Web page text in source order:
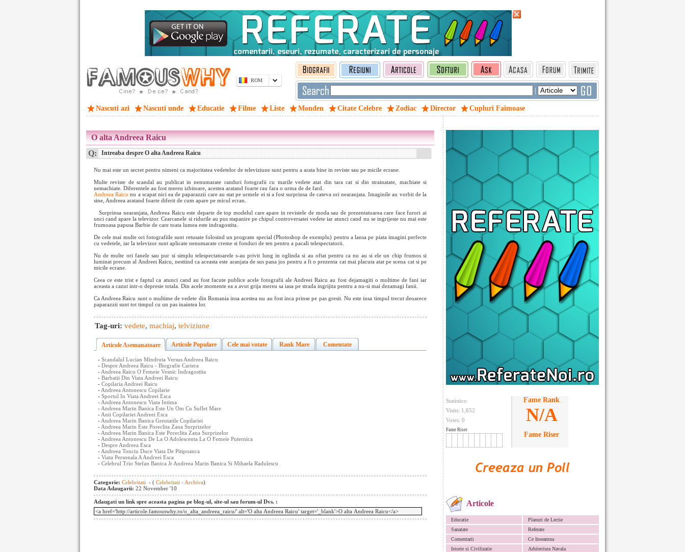
ROM
|
Nascuti azi Nascuti unde Educatie Filme Liste Monden Citate Celebre Zodiac Director Cupluri Faimoase
Statistics:
Visits: 1,652
Votes: 0
Fame Riser
Fame Rank
N/A
Fame Riser
Articole
Educatie
Planuri de Lectie
Sanatate
Referate
Comentarii
Ce Inseamna
Istorie si Civilizatie
Arhitectura Navala
O alta Andreea Raicu
Q: Intreaba despre O alta Andreea Raicu
Nu mai este un secret pentru nimeni ca majoritatea vedetelor de televiziune sunt pentru a arata bine in reviste sau pe micile ecrane.
Multe reviste de scandal au publicat in nenumarate randuri fotografii cu marile vedete atat din tara cat si din strainatate, machiate si
nemachiate. Diferentele au fost mereu izbitoare, acestea aratand foarte rau fara o urma de de fard.
Andreea Raicu nu a scapat nici ea de paparazzii care au stat pe urmele ei si a fost surprinsa de cateva ori nearanjata. Imaginile au vorbit de la
sine, Andreea aratand foarte diferit de cum apare pe micul ecran.
Surprinsa nearanjata, Andreea Raicu este departe de top modelul care apare in revistele de moda sau de prezentatoarea care face furori at
unci cand apare la televizor. Cearcanele si ridurile au pus stapanire pe chipul controversatei vedete iar atunci cand nu se ingrijeste nu mai este
frumoasa papusa Barbie de care toata lumea este indragostita.
De cele mai multe ori fotografiile sunt retusate folosind un program special (Photoshop de exemplu) pentru a lansa pe piata imagini perfecte
cu vedetele, iar la televizor sunt aplicate nenumarate creme si fonduri de ten pentru a pacali telespectatorii.
Nu de multe ori fanele sau pur si simplu telespectatoarele s-au privit lung in oglinda si au oftat pentru ca nu au si ele un chip frumos si
luminat precum al Andreei Raicu, nestiind ca aceasta este aranjata de sus pana jos pentru a fi o prezenta cat mai placuta atat pe scena cat si pe
micile ecrane.
Ceea ce este trist e faptul ca atunci cand au fost facute publice acele fotografii ale Andreei Raicu au fost dejamagiti o multime de fani iar
aceasta a cazut intr-o depresie totala. Din acele momente ea a avut grija mereu sa iasa pe strada ingrijita pentru a nu-si mai dezamagi fanii.
Ca Andreea Raicu sunt o multime de vedete din Romania insa acestea nu au fost inca prinse pe pas gresit. Nu este insa timpul trecut deoarece
paparazzii sunt tot timpul cu un pas inaintea lor.
Tag-uri: vedete, machiaj, telviziune
Articole Asemanatoare Articole Populare Cele mai votate Rank Mare Comentate
- Scandalul Lucian Mindruta Versus Andreea Raicu
- Despre Andreea Raicu - Biografie Cariera
- Andreea Raicu O Femeie Vesnic Indragostita
- Barbatii Din Viata Andreei Raicu
- Copilaria Andreei Raicu
- Andreea Antonescu Copilarie
- Sportul In Viata Andreei Esca
- Andreea Antonescu Viata Intima
- Andreea Marin Banica Este Un Om Cu Suflet Mare
- Anii Copilariei Andreei Esca
- Andreea Marin Banica Greutatile Copilariei
- Andreea Marin Este Poreclita Zana Surprizelor
- Andreea Marin Banica Este Poreclita Zana Surprizelor
- Andreea Antonescu De La O Adolescenta La O Femeie Puternica
- Despre Andreea Esca
- Andreea Tonciu Duce Viata De Pitipoanca
- Viata Personala A Andreei Esca
- Celebrul Trio Stefan Banica Jr Andreea Marin Banica Si Mihaela Radulescu
Categorie: Celebritati - ( Celebritati - Archiva)
Data Adaugarii: 22 November '10
Adaugati un link spre aceasta pagina pe blog-ul, site-ul sau forum-ul Dvs. :